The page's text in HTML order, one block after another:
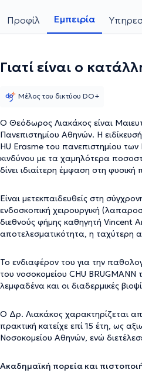
Προφίλ Εμπειρία
Γιατί είναι ο
Ο Θεόδωρος Λιακάκος είναι
Πανεπιστημίου Αθηνών. Η
HU Erasme του πανεπιστημίου
κινδύνου με τα χαμηλότερα
δίνει ιδιαίτερη έμφαση στη
Είναι μετεκπαιδευθείς στη
ενδοσκοπική χειρουργική
διεθνούς φήμης καθηγητή Vincent
αποτελεσματικότητα, η ταχύτερη
Το ενδιαφέρον του για την
του νοσοκομείου CHU
λεμφαδένα και οι διαδερμικές
Ο Δρ. Λιακάκος χαρακτηρίζεται
πρακτική κατείχε επί 15 έτη, ως
Νοσοκομείου Αθηνών, ενώ
Ακαδημαϊκή πορεία και
Μέλος του δικτύου DO+